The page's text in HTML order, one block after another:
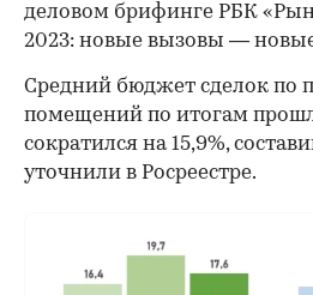
деловом брифинге РБК
2023: новые вызовы —
Средний бюджет сделок по
помещений по итогам
сократился на 15,9%,
уточнили в Росреестре.